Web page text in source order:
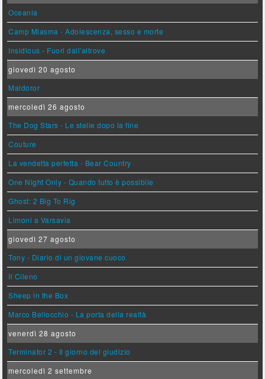
Oceania
Camp Miasma - Adolescenza, sesso e morte
Insidious - Fuori dall'altrove
giovedì 20 agosto
Maldoror
mercoledì 26 agosto
The Dog Stars - Le stelle dopo la fine
Couture
La vendetta perfetta - Bear Country
One Night Only - Quando tutto è possibile
Ghost: 2 Big To Rig
Limoni a Varsavia
giovedì 27 agosto
Tony - Diario di un giovane cuoco
Il Cileno
Sheep in the Box
Marco Bellocchio - La porta della realtà
venerdì 28 agosto
Terminator 2 - Il giorno del giudizio
mercoledì 2 settembre